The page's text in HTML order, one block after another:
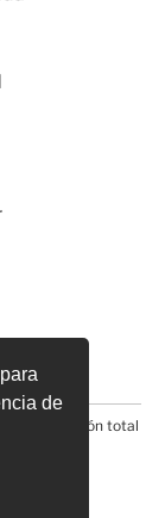
de
reproducción total